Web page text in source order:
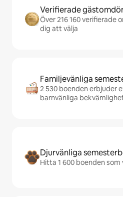
Verifierade
Över 216 160 verifierade
dig att välja
Familjevänliga
2 530 boenden erbjuder
barnvänliga
Djurvänliga
Hitta 1 600 boenden